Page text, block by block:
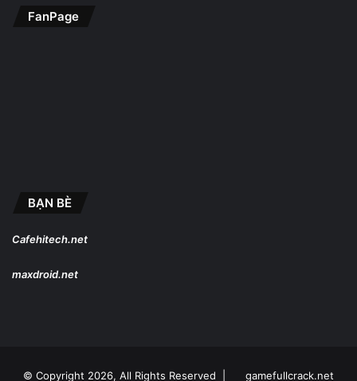
FanPage
BẠN BÈ
Cafehitech.net
maxdroid.net
© Copyright 2026, All Rights Reserved | gamefullcrack.net